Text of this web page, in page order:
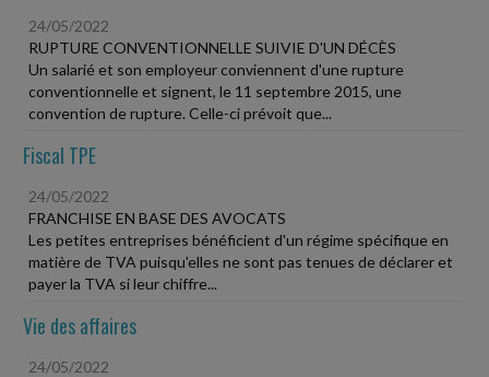
24/05/2022
RUPTURE CONVENTIONNELLE SUIVIE D'UN DÉCÈS
Un salarié et son employeur conviennent d'une rupture
conventionnelle et signent, le 11 septembre 2015, une
convention de rupture. Celle-ci prévoit que...
Fiscal TPE
24/05/2022
FRANCHISE EN BASE DES AVOCATS
Les petites entreprises bénéficient d'un régime spécifique en
matière de TVA puisqu'elles ne sont pas tenues de déclarer et
payer la TVA si leur chiffre...
Vie des affaires
24/05/2022